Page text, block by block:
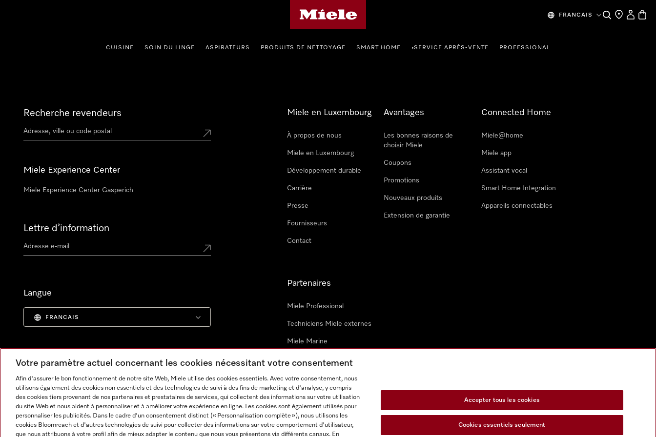
FRANCAIS Recherche
MesPanier
CUISINE SOIN DU LINGE ASPIRATEURS PRODUITS DE NETTOYAGE SMART HOME •SERVICE APRÈS-VENTE PROFESSIONAL
Recherche revendeurs
Miele Experience Center
Miele Experience Center Gasperich
Lettre d’information
Langue
FRANCAIS
Miele en Luxembourg
À propos de nous
Miele en Luxembourg
Développement durable
Carrière
Presse
Fournisseurs
Contact
Avantages
Les bonnes raisons de
choisir Miele
Coupons
Promotions
Nouveaux produits
Extension de garantie
Connected Home
Miele@home
Miele app
Assistant vocal
Smart Home Integration
Appareils connectables
Partenaires
Miele Professional
Techniciens Miele externes
Miele Marine
Architectes & promoteurs
Informations légales CGV Protection des données Conditions d’utilisation Déclaration d'accessibilité
Formulaire de rétractation
Votre paramètre actuel concernant les cookies nécessitant votre consentement
Afin d'assurer le bon fonctionnement de notre site Web, Miele utilise des cookies essentiels. Avec votre consentement, nous
utilisons également des cookies non essentiels et des technologies de suivi à des fins de marketing et d'analyse, y compris
des cookies tiers provenant de nos partenaires et prestataires de services, qui collectent des informations sur votre utilisation
du site Web et nous aident à personnaliser et à améliorer votre expérience en ligne. Les cookies sont également utilisés pour
personnaliser les publicités. Dans le cadre d'un consentement distinct (« Personnalisation complète »), nous utilisons les
cookies Bloomreach et d'autres technologies de suivi pour collecter des informations sur votre comportement d'utilisateur,
que nous attribuons à votre profil afin de mieux adapter le contenu que nous vous présentons via différents canaux. En
Accepter tous les cookies
Cookies essentiels seulement